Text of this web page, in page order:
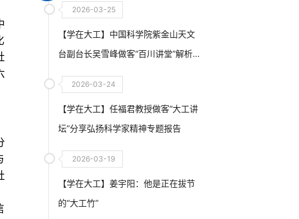
2026-03-25
【学在大工】中国科学院紫金山天文
台副台长吴雪峰做客“百川讲堂”解析人
2026-03-24
【学在大工】任福君教授做客“大工讲
坛”分享弘扬科学家精神专题报告
2026-03-19
【学在大工】姜宇阳：他是正在拔节
的“大工竹”